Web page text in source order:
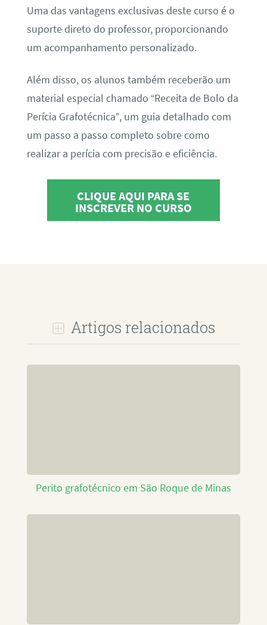
Uma das vantagens exclusivas deste curso é o
suporte direto do professor, proporcionando
um acompanhamento personalizado.
Além disso, os alunos também receberão um
material especial chamado “Receita de Bolo da
Perícia Grafotécnica”, um guia detalhado com
um passo a passo completo sobre como
realizar a perícia com precisão e eficiência.
CLIQUE AQUI PARA SE
INSCREVER NO CURSO
Artigos relacionados
Perito grafotécnico em São Roque de Minas